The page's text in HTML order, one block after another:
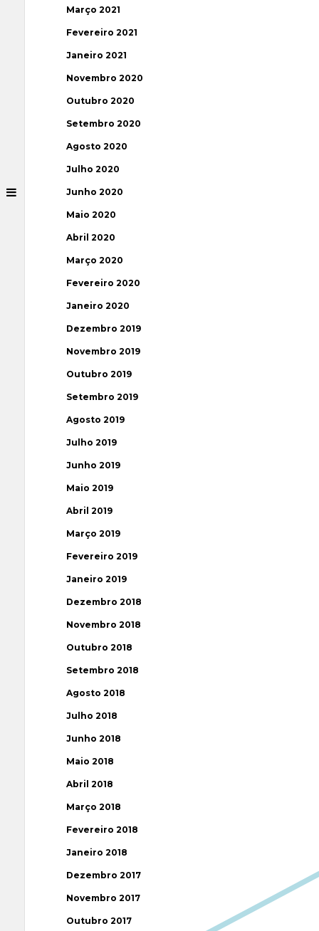
Março 2021
Fevereiro 2021
Janeiro 2021
Novembro 2020
Outubro 2020
Setembro 2020
Agosto 2020
Julho 2020
Junho 2020
Maio 2020
Abril 2020
Março 2020
Fevereiro 2020
Janeiro 2020
Dezembro 2019
Novembro 2019
Outubro 2019
Setembro 2019
Agosto 2019
Julho 2019
Junho 2019
Maio 2019
Abril 2019
Março 2019
Fevereiro 2019
Janeiro 2019
Dezembro 2018
Novembro 2018
Outubro 2018
Setembro 2018
Agosto 2018
Julho 2018
Junho 2018
Maio 2018
Abril 2018
Março 2018
Fevereiro 2018
Janeiro 2018
Dezembro 2017
Novembro 2017
Outubro 2017